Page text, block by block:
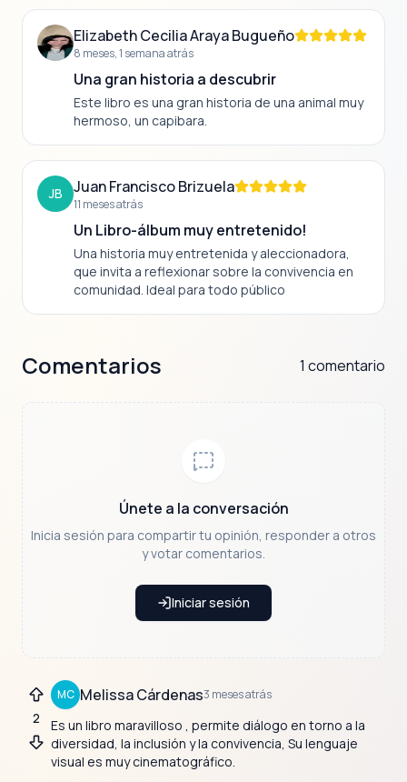
Elizabeth Cecilia Araya Bugueño
8 meses, 1 semana atrás
Una gran historia a descubrir
Este libro es una gran historia de una animal muy
hermoso, un capibara.
JB Juan Francisco Brizuela
11 meses atrás
Un Libro-álbum muy entretenido!
Una historia muy entretenida y aleccionadora,
que invita a reflexionar sobre la convivencia en
comunidad. Ideal para todo público
Comentarios 1 comentario
Únete a la conversación
Inicia sesión para compartir tu opinión, responder a otros
y votar comentarios.
Iniciar sesión
Votar positivo
2
Votar negativo
MC Melissa Cárdenas3 meses atrás
Es un libro maravilloso , permite diálogo en torno a la
diversidad, la inclusión y la convivencia, Su lenguaje
visual es muy cinematográfico.